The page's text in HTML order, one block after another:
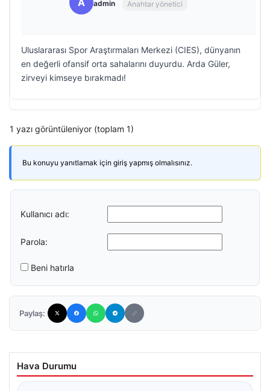
A admin Anahtar yönetici
Uluslararası Spor Araştırmaları Merkezi (CIES), dünyanın
en değerli ofansif orta sahalarını duyurdu. Arda Güler,
zirveyi kimseye bırakmadı!
1 yazı görüntüleniyor (toplam 1)
Bu konuyu yanıtlamak için giriş yapmış olmalısınız.
Kullanıcı adı:
Parola:
Beni hatırla
Paylaş:
Hava Durumu